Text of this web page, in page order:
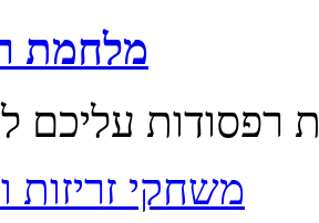
מלחמת
משחקי זריזות